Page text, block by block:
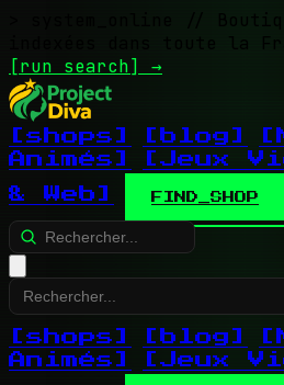
//
indexées dans toute la
[run search] →
[shops] [blog]
Animés]
[Jeux
& Web]
FIND_SHOP
[shops] [blog]
Animés]
[Jeux